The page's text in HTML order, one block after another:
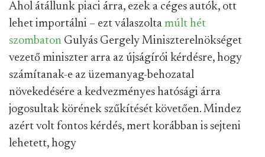
Ahol átállunk piaci árra, ezek a céges autók, ott
lehet importálni – ezt válaszolta múlt hét
szombaton Gulyás Gergely Miniszterelnökséget
vezető miniszter arra az újságírói kérdésre, hogy
számítanak-e az üzemanyag-behozatal
növekedésére a kedvezményes hatósági árra
jogosultak körének szűkítését követően. Mindez
azért volt fontos kérdés, mert korábban is sejteni
lehetett, hogy